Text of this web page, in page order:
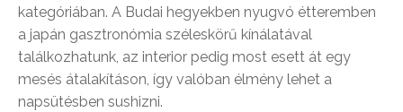
kategóriában. A Budai hegyekben nyugvó étteremben
a japán gasztronómia széleskörű kínálatával
találkozhatunk, az interior pedig most esett át egy
mesés átalakításon, így valóban élmény lehet a
napsütésben sushizni.